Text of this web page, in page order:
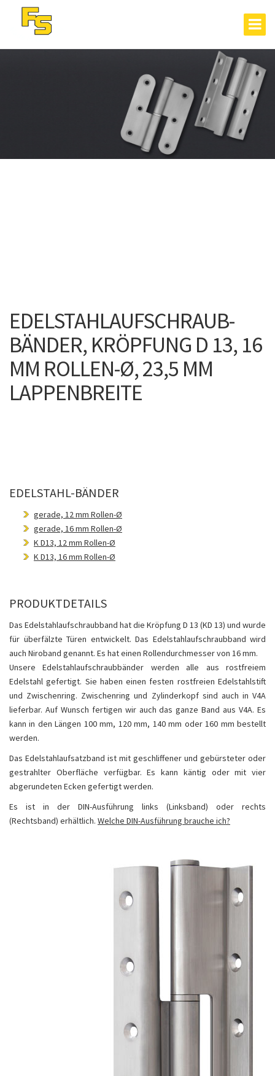
EDELSTAHLAUFSCHRAUB-
BÄNDER, KRÖPFUNG D 13, 16
MM ROLLEN-Ø, 23,5 MM
LAPPENBREITE
EDELSTAHL-BÄNDER
gerade, 12 mm Rollen-Ø
gerade, 16 mm Rollen-Ø
K D13, 12 mm Rollen-Ø
K D13, 16 mm Rollen-Ø
PRODUKTDETAILS
Das Edelstahlaufschraubband hat die Kröpfung D 13 (KD 13) und wurde
für überfälzte Türen entwickelt. Das Edelstahlaufschraubband wird
auch Niroband genannt. Es hat einen Rollendurchmesser von 16 mm.
Unsere Edelstahlaufschraubbänder werden alle aus rostfreiem
Edelstahl gefertigt. Sie haben einen festen rostfreien Edelstahlstift
und Zwischenring. Zwischenring und Zylinderkopf sind auch in V4A
lieferbar. Auf Wunsch fertigen wir auch das ganze Band aus V4A. Es
kann in den Längen 100 mm, 120 mm, 140 mm oder 160 mm bestellt
werden.
Das Edelstahlaufsatzband ist mit geschliffener und gebürsteter oder
gestrahlter Oberfläche verfügbar. Es kann käntig oder mit vier
abgerundeten Ecken gefertigt werden.
Es ist in der DIN-Ausführung links (Linksband) oder rechts
(Rechtsband) erhältlich. Welche DIN-Ausführung brauche ich?